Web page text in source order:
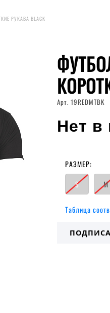
РУКАВА BLACK
Арт. 19REDMTBK
Нет в
РАЗМЕР:
S
M
Таблица